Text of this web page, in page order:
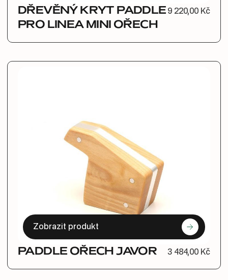
DŘEVĚNÝ KRYT PADDLE
PRO LINEA MINI OŘECH
9 220,00 Kč
Zobrazit produkt
PADDLE OŘECH JAVOR 3 484,00 Kč